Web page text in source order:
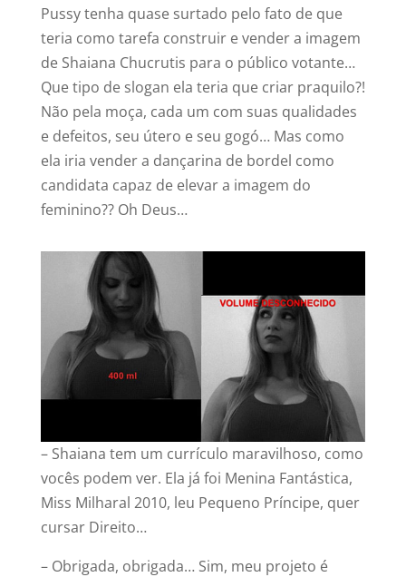
Pussy tenha quase surtado pelo fato de que
teria como tarefa construir e vender a imagem
de Shaiana Chucrutis para o público votante…
Que tipo de slogan ela teria que criar praquilo?!
Não pela moça, cada um com suas qualidades
e defeitos, seu útero e seu gogó… Mas como
ela iria vender a dançarina de bordel como
candidata capaz de elevar a imagem do
feminino?? Oh Deus…
– Shaiana tem um currículo maravilhoso, como
vocês podem ver. Ela já foi Menina Fantástica,
Miss Milharal 2010, leu Pequeno Príncipe, quer
cursar Direito…
– Obrigada, obrigada… Sim, meu projeto é